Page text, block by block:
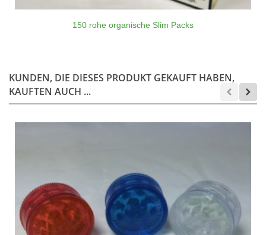
150 rohe organische Slim Packs
KUNDEN, DIE DIESES PRODUKT GEKAUFT HABEN,
KAUFTEN AUCH ...